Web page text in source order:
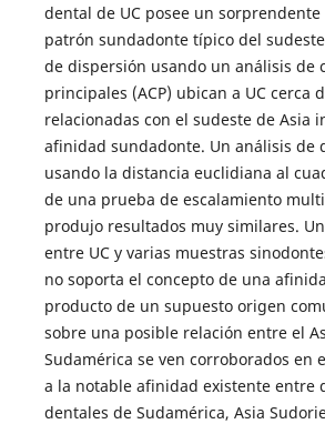
dental de UC posee un
patrón sundadonte típico del
de dispersión usando un análisis de
principales (ACP) ubican a UC cerca
relacionadas con el sudeste de Asia
afinidad sundadonte. Un análisis de
usando la distancia euclidiana al
de una prueba de escalamiento
produjo resultados muy similares.
entre UC y varias muestras
no soporta el concepto de una
producto de un supuesto origen
sobre una posible relación entre el
Sudamérica se ven corroborados en
a la notable afinidad existente entre
dentales de Sudamérica, Asia